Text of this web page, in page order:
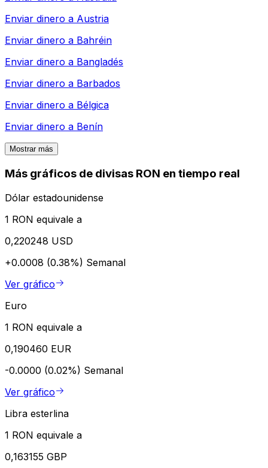
Enviar dinero a Austria
Enviar dinero a Bahréin
Enviar dinero a Bangladés
Enviar dinero a Barbados
Enviar dinero a Bélgica
Enviar dinero a Benín
Mostrar más
Más gráficos de divisas RON en tiempo real
Dólar estadounidense
1 RON equivale a
0,220248 USD
+0.0008 (0.38%) Semanal
Ver gráfico
Euro
1 RON equivale a
0,190460 EUR
-0.0000 (0.02%) Semanal
Ver gráfico
Libra esterlina
1 RON equivale a
0,163155 GBP